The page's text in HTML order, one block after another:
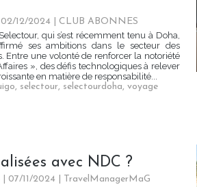
02/12/2024
CLUB ABONNES
qui s’est récemment tenu à Doha,
ses ambitions dans le secteur des
Entre une volonté de renforcer la notoriété
», des défis technologiques à relever
en matière de responsabilité...
, selectour, selectourdoha, voyage
avec NDC ?
| 07/11/2024
TravelManagerMaG